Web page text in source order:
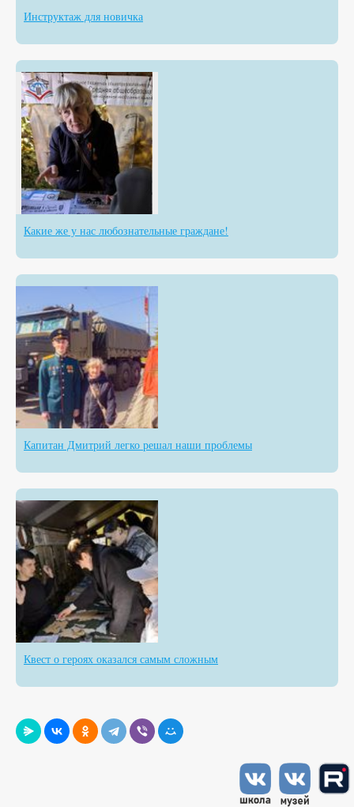
Инструктаж для новичка
Какие же у нас любознательные граждане!
Капитан Дмитрий легко решал наши проблемы
Квест о героях оказался самым сложным